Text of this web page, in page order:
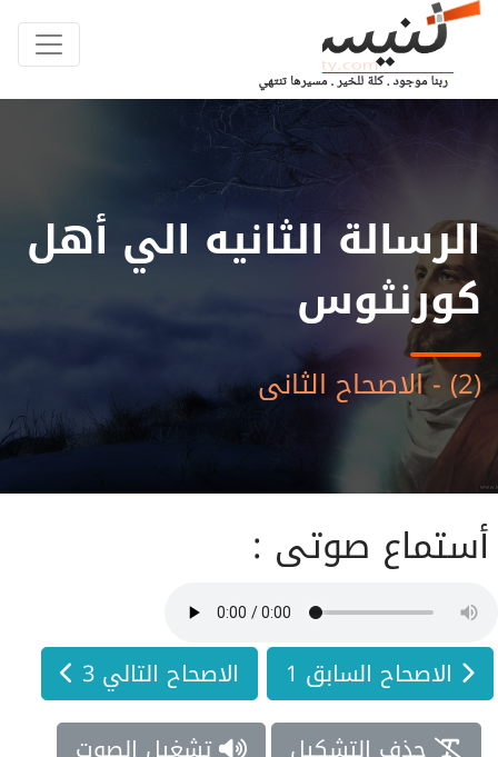
الرسالة الثانيه الي أهل
كورنثوس
(2) - الاصحاح الثانى
أستماع صوتى :
الاصحاح السابق 1
الاصحاح التالي 3